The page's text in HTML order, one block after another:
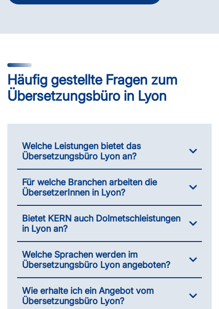
Häufig gestellte Fragen zum
Übersetzungsbüro in Lyon
Welche Leistungen bietet das
Übersetzungsbüro Lyon an?
Für welche Branchen arbeiten die
ÜbersetzerInnen in Lyon?
Bietet KERN auch Dolmetschleistungen
in Lyon an?
Welche Sprachen werden im
Übersetzungsbüro Lyon angeboten?
Wie erhalte ich ein Angebot vom
Übersetzungsbüro Lyon?